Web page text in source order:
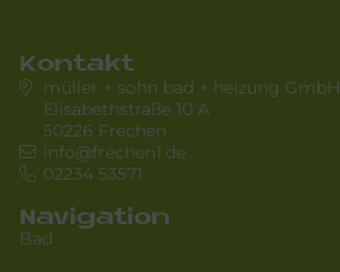
Kontakt
müller + sohn bad + heizung GmbH
Elisabethstraße 10 A
50226 Frechen
info@frechen1.de
02234 53571
Navigation
Bad